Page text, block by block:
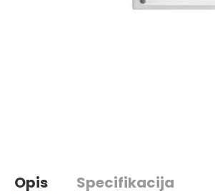
Opis Specifikacija